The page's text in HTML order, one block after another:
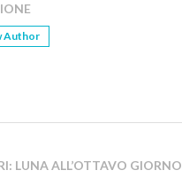
Author
LUNA ALL’OTTAVO GIORNO